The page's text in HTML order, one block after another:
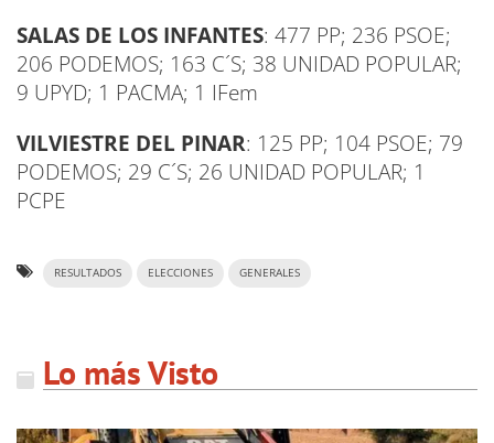
SALAS DE LOS INFANTES: 477 PP; 236 PSOE;
206 PODEMOS; 163 C´S; 38 UNIDAD POPULAR;
9 UPYD; 1 PACMA; 1 IFem
VILVIESTRE DEL PINAR: 125 PP; 104 PSOE; 79
PODEMOS; 29 C´S; 26 UNIDAD POPULAR; 1
PCPE
RESULTADOS ELECCIONES GENERALES
Lo más Visto